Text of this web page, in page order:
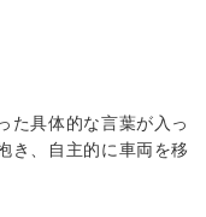
た具体的な言葉が入っ
き、自主的に車両を移